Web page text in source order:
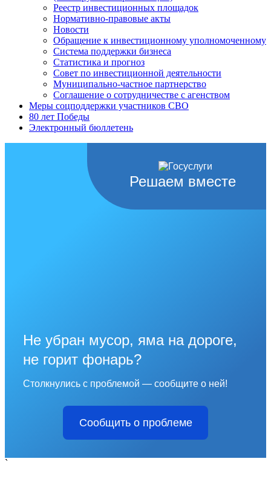
Реестр инвестиционных площадок
Нормативно-правовые акты
Новости
Обращение к инвестиционному уполномоченному
Система поддержки бизнеса
Статистика и прогноз
Совет по инвестиционной деятельности
Муниципально-частное партнерство
Соглашение о сотрудничестве с агенством
Меры соцподдержки участников СВО
80 лет Победы
Электронный бюллетень
Решаем вместе
Не убран мусор, яма на дороге,
не горит фонарь?
Столкнулись с проблемой — сообщите о ней!
Сообщить о проблеме
`